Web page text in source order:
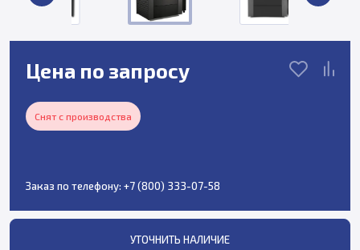
Цена по запросу
Снят с производства
Заказ по телефону: +7 (800) 333-07-58
УТОЧНИТЬ НАЛИЧИЕ